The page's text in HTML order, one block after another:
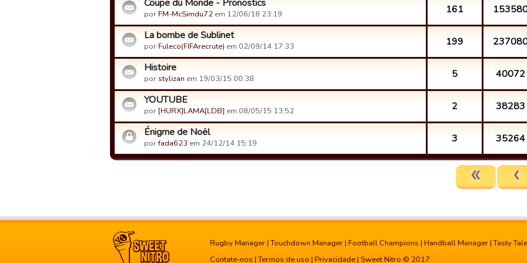
Coupe du Monde - Pronostics
porFM-McSimdu72 em 12/06/18 23:19 161
La bombe de Sublinet
porFuleco(FIFArecrute) em 02/09/14 17:33 199
Histoire
por stylizan em 19/03/15 00:38 5
40072
YOUTUBE
por[HURX]LAMA[LDB] em 08/05/15 13:52 2
38283
Énigme de Noël
porfada623 em 24/12/14 15:19 3 35264
Rugby Manager |Touchdown Manager | Football Champions | Handball Manager |Tasty Tale
Contate-nos |Termos de uso | Privacidade | Sweet Nitro © 2017